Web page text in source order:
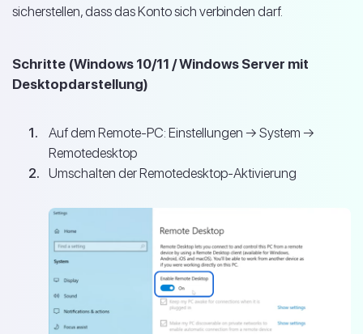
sicherstellen, dass das Konto sich verbinden darf.
Schritte (Windows 10/11 / Windows Server mit
Desktopdarstellung)
Auf dem Remote-PC: Einstellungen → System →
Remotedesktop
Umschalten der Remotedesktop-Aktivierung